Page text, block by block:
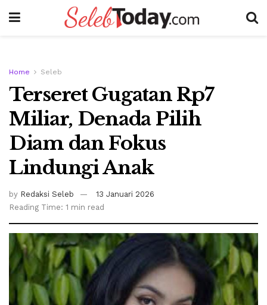
Home Seleb
Terseret Gugatan Rp7
Miliar, Denada Pilih
Diam dan Fokus
Lindungi Anak
by Redaksi Seleb
13 Januari 2026
Reading Time: 1 min read